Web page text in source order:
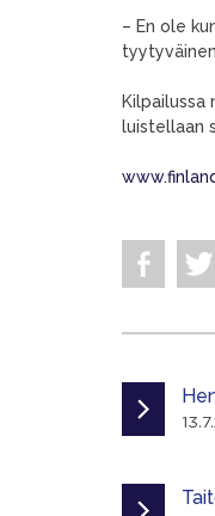
– En ole
Kilpailussa
luistellaan